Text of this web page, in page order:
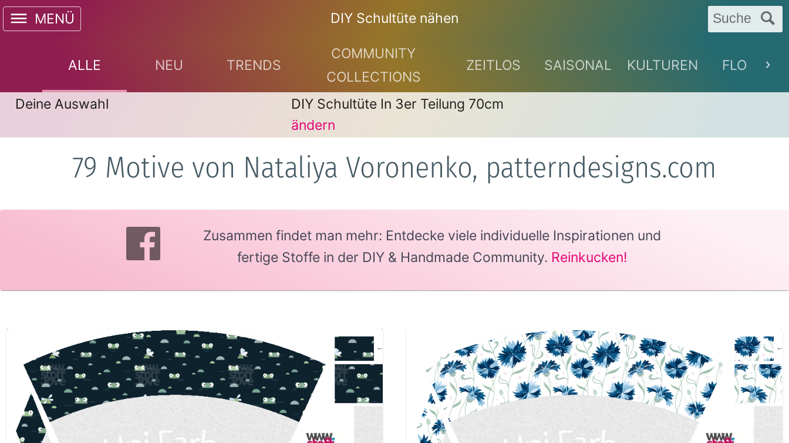
MENÜ DIY Schultüte nähen Suche
ALLE NEU TRENDS
COMMUNITY
COLLECTIONS
ZEITLOS SAISONAL KULTUREN FLORAL
Deine Auswahl
DIY Schultüte In 3er Teilung 70cm
ändern
79 Motive von Nataliya Voronenko, patterndesigns.com
Zusammen findet man mehr: Entdecke viele individuelle Inspirationen und
fertige Stoffe in der DIY & Handmade Community. Reinkucken!